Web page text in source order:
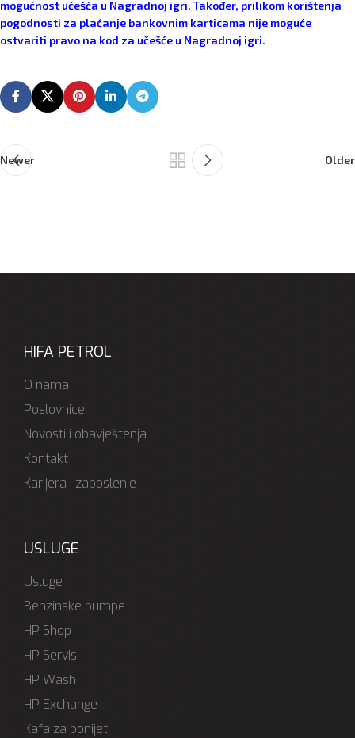
mogućnost učešća u Nagradnoj igri. Također, prilikom korištenja
pogodnosti za plaćanje bankovnim karticama nije moguće
ostvariti pravo na kod za učešće u Nagradnoj igri.
Newer Older
HIFA PETROL
O nama
Poslovnice
Novosti i obavještenja
Kontakt
Karijera i zaposlenje
USLUGE
Usluge
Benzinske pumpe
HP Shop
HP Servis
HP Wash
HP Exchange
Kafa za ponijeti